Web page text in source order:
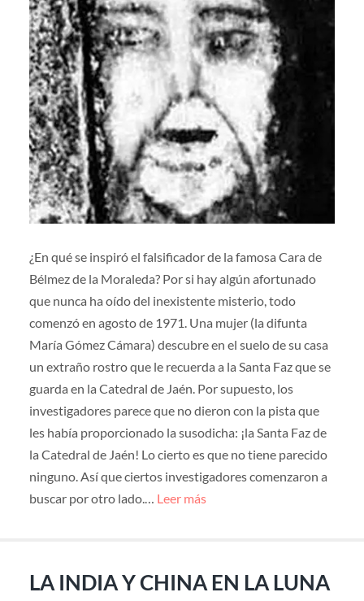
¿En qué se inspiró el falsificador de la famosa Cara de
Bélmez de la Moraleda? Por si hay algún afortunado
que nunca ha oído del inexistente misterio, todo
comenzó en agosto de 1971. Una mujer (la difunta
María Gómez Cámara) descubre en el suelo de su casa
un extraño rostro que le recuerda a la Santa Faz que se
guarda en la Catedral de Jaén. Por supuesto, los
investigadores parece que no dieron con la pista que
les había proporcionado la susodicha: ¡la Santa Faz de
la Catedral de Jaén! Lo cierto es que no tiene parecido
ninguno. Así que ciertos investigadores comenzaron a
buscar por otro lado.… Leer más
LA INDIA Y CHINA EN LA LUNA